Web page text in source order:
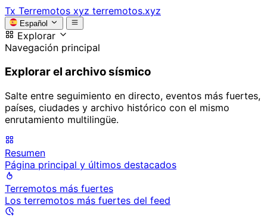
Tx Terremotos xyz terremotos.xyz
Español
Explorar
Navegación principal
Explorar el archivo sísmico
Salte entre seguimiento en directo, eventos más fuertes,
países, ciudades y archivo histórico con el mismo
enrutamiento multilingüe.
Resumen
Página principal y últimos destacados
Terremotos más fuertes
Los terremotos más fuertes del feed